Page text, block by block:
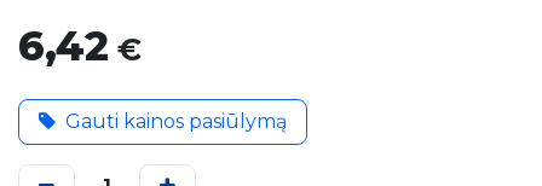
6,42 €
Gauti kainos pasiūlymą